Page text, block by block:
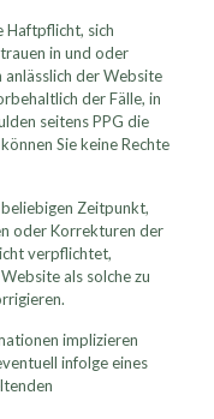
Haftpflicht, sich
in und oder
der Website
der Fälle, in
seitens PPG die
Sie keine Rechte
Zeitpunkt,
oder Korrekturen der
verpflichtet,
als solche zu
implizieren
infolge eines